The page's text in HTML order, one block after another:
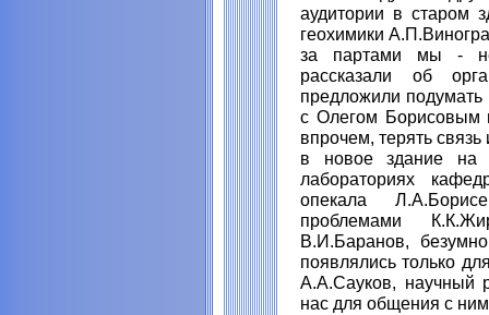
аудитории в старом
геохимики
за партами мы -
рассказали об
предложили
с Олегом Борисовым
впрочем, терять
в новое здание на
лабораториях
опекала
проблемами
В.И.Баранов,
появлялись только
А.А.Сауков, научный
нас для общения с